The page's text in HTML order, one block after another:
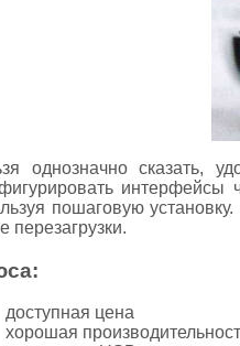
однозначно сказать,
пошаговую
перезагрузки.
доступная цена
хорошая